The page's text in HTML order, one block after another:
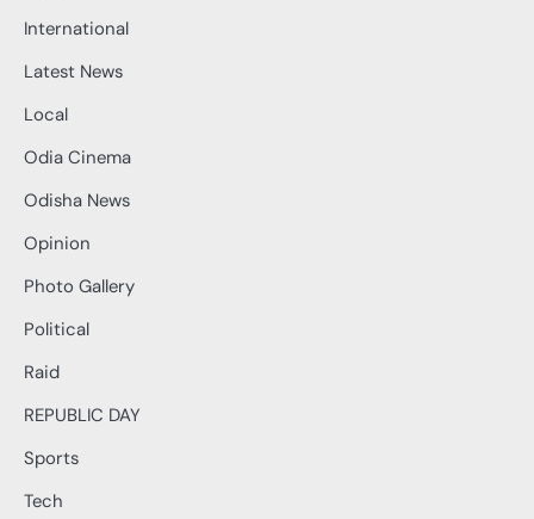
International
Latest News
Local
Odia Cinema
Odisha News
Opinion
Photo Gallery
Political
Raid
REPUBLIC DAY
Sports
Tech